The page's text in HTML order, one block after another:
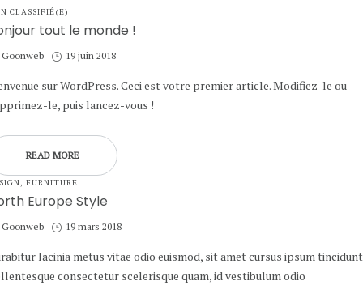
CLASSIFIÉ(E)
tout le monde !
by
Goonweb
Posted
19 juin 2018
sur WordPress. Ceci est votre premier article. Modifiez-le ou
le, puis lancez-vous !
READ MORE
FURNITURE
Europe Style
by
Goonweb
Posted
19 mars 2018
lacinia metus vitae odio euismod, sit amet cursus ipsum
consectetur scelerisque quam, id vestibulum odio